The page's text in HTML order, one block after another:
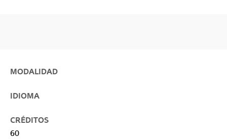
MODALIDAD
IDIOMA
CRÉDITOS
60